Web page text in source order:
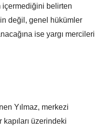
belirten
değil, genel hükümler
ise yargı mercileri
Yılmaz, merkezi
kapıları üzerindeki